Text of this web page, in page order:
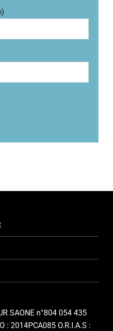
SAONE n°804 054 435
: 2014PCA085 O.R.I.A.S :